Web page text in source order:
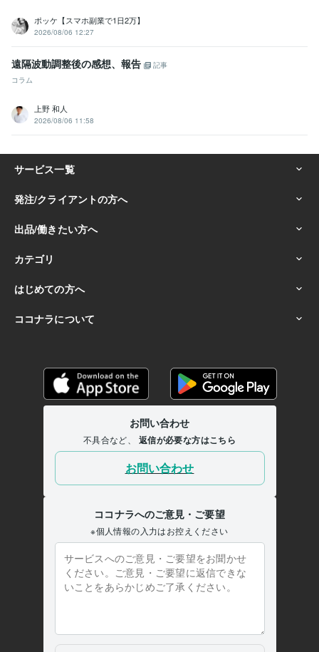
ポッケ【スマホ副業で1日2万】
2026/08/06 12:27
遠隔波動調整後の感想、報告
記事
コラム
上野 和人
2026/08/06 11:58